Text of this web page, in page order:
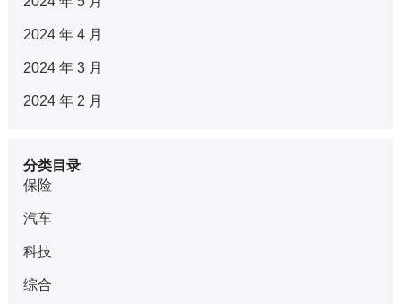
2024 年 4 月
2024 年 3 月
2024 年 2 月
分类目录
保险
汽车
科技
综合